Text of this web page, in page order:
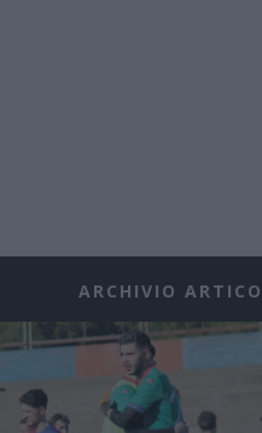
ARCHIVIO